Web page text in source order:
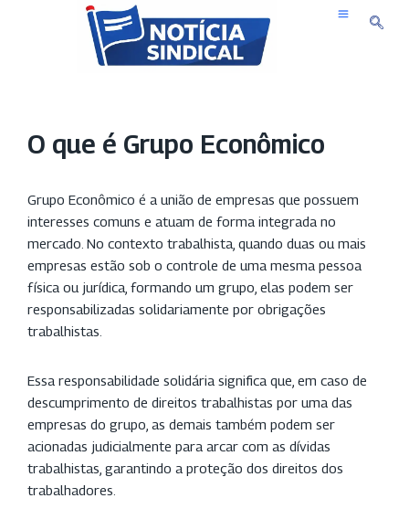
O que é Grupo Econômico
Grupo Econômico é a união de empresas que possuem
interesses comuns e atuam de forma integrada no
mercado. No contexto trabalhista, quando duas ou mais
empresas estão sob o controle de uma mesma pessoa
física ou jurídica, formando um grupo, elas podem ser
responsabilizadas solidariamente por obrigações
trabalhistas.
Essa responsabilidade solidária significa que, em caso de
descumprimento de direitos trabalhistas por uma das
empresas do grupo, as demais também podem ser
acionadas judicialmente para arcar com as dívidas
trabalhistas, garantindo a proteção dos direitos dos
trabalhadores.